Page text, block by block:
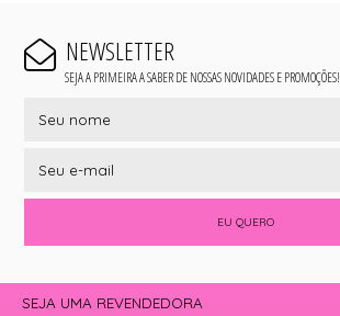
NEWSLETTER
SEJA A PRIMEIRA A SABER DE NOSSAS NOVIDADES E PROMOÇÕES!
EU QUERO
SEJA UMA REVENDEDORA